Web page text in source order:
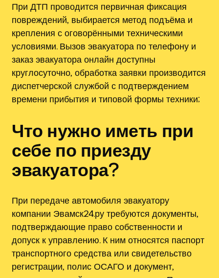
При ДТП проводится первичная фиксация
повреждений‚ выбирается метод подъёма и
крепления с оговорёнными техническими
условиями. Вызов эвакуатора по телефону и
заказ эвакуатора онлайн доступны
круглосуточно‚ обработка заявки производится
диспетчерской службой с подтверждением
времени прибытия и типовой формы техники;
Что нужно иметь при
себе по приезду
эвакуатора?
При передаче автомобиля эвакуатору
компании Эвамск24.ру требуются документы‚
подтверждающие право собственности и
допуск к управлению. К ним относятся паспорт
транспортного средства или свидетельство
регистрации‚ полис ОСАГО и документ‚